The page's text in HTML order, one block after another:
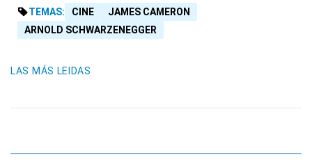
TEMAS: CINE
JAMES CAMERON
ARNOLD SCHWARZENEGGER
LAS MÁS LEIDAS